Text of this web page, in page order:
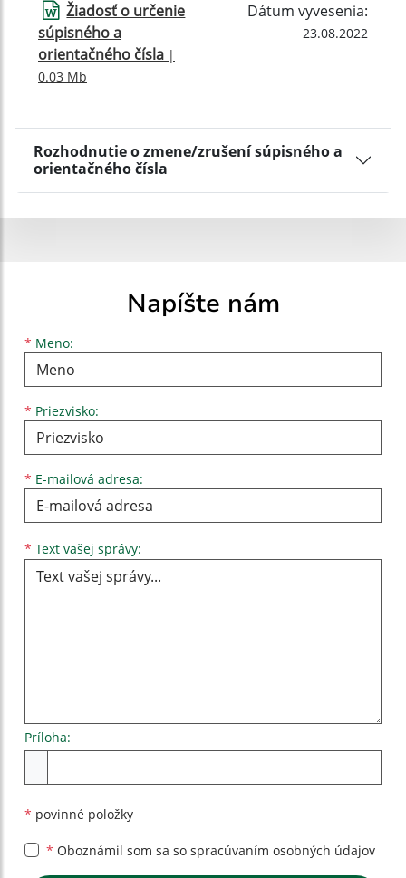
Žiadosť o určenie
súpisného a
orientačného čísla |
0.03 Mb
Dátum vyvesenia:
23.08.2022
Rozhodnutie o zmene/zrušení súpisného a
orientačného čísla
Napíšte nám
* Meno:
Meno
* Priezvisko:
Priezvisko
* E-mailová adresa:
E-mailová adresa
* Text vašej správy:
Príloha:
* povinné položky
* Oboznámil som sa so spracúvaním osobných údajov